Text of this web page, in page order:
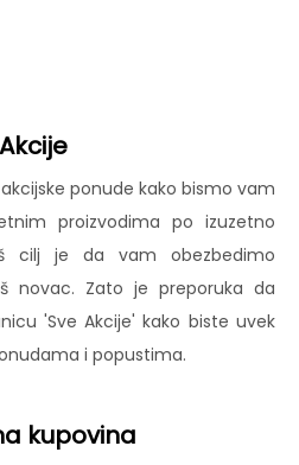
Akcije
ponude kako bismo vam
proizvodima po izuzetno
cilj je da vam obezbedimo
novac. Zato je preporuka da
'Sve Akcije' kako biste uvek
i popustima.
kupovina